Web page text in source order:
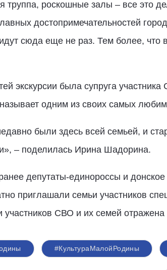
труппа, роскошные залы – все это
достопримечательностей
сюда еще не раз. Тем более, что
экскурсии была супруга
одним из своих самых
были здесь всей семьей, и
– поделилась Ирина Шадорина.
депутаты-единороссы и
приглашали семьи участников
участников СВО и их семей
#КультураМалойРодины